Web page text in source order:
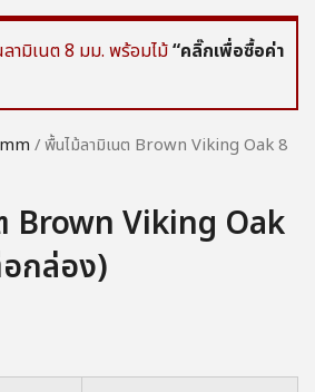
ามิเนต 8 มม. พร้อมไม้“คลิ๊กเพื่อซื้อค่า
/ พื้นไม้ลามิเนต Brown Viking Oak 8
Brown Viking Oak
กล่อง)